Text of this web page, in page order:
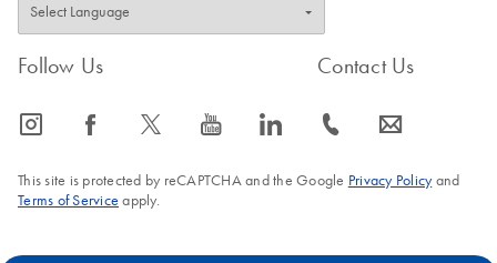
Follow Us
icon_0065_instagram-s icon_0064_facebook-s icon_0340_cc_gen_x-s icon_0077_youtube-s icon_0066_linkedin-s
Contact Us
icon_0072_phone-s icon_0063_envelope-s
This site is protected by reCAPTCHA and the Google Privacy Policyand
Terms of Service apply.